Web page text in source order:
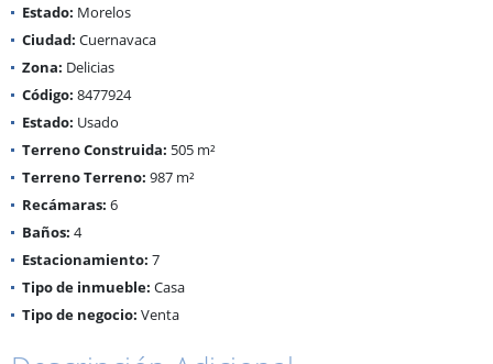
Estado: Morelos
Ciudad: Cuernavaca
Zona: Delicias
Código: 8477924
Estado: Usado
Terreno Construida: 505 m²
Terreno Terreno: 987 m²
Recámaras: 6
Baños: 4
Estacionamiento: 7
Tipo de inmueble: Casa
Tipo de negocio: Venta